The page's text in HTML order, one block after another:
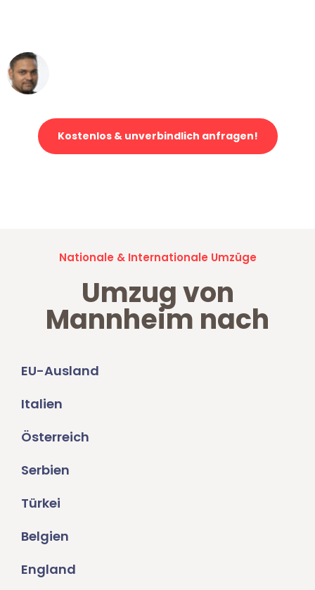
Kostenlos & unverbindlich anfragen!
Nationale & Internationale Umzüge
Umzug von
Mannheim nach
EU-Ausland
Italien
Österreich
Serbien
Türkei
Belgien
England